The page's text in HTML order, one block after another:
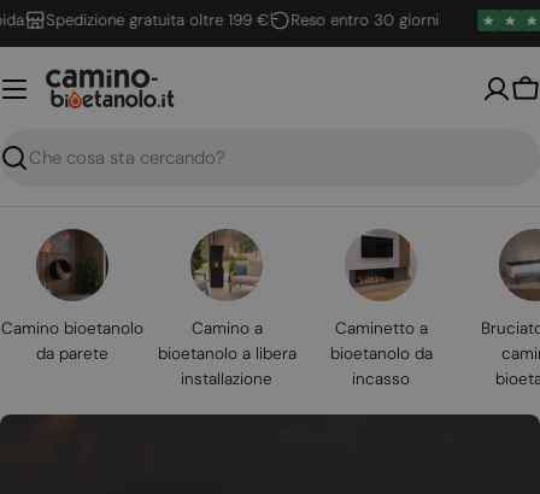
Vai
al
contenuto
Spedizione gratuita oltre 199 € Reso entro 30 giorni
Ricerca
Camino bioetanolo
da parete
Camino a
bioetanolo a libera
installazione
Caminetto a
bioetanolo da
incasso